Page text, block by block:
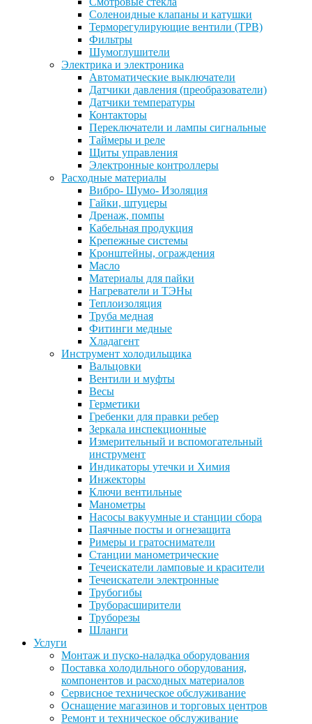
Соленоидные клапаны и катушки
Терморегулирующие вентили (ТРВ)
Фильтры
Шумоглушители
Электрика и электроника
Автоматические выключатели
Датчики давления (преобразователи)
Датчики температуры
Контакторы
Переключатели и лампы сигнальные
Таймеры и реле
Щиты управления
Электронные контроллеры
Расходные материалы
Вибро- Шумо- Изоляция
Гайки, штуцеры
Дренаж, помпы
Кабельная продукция
Крепежные системы
Кронштейны, ограждения
Масло
Материалы для пайки
Нагреватели и ТЭНы
Теплоизоляция
Труба медная
Фитинги медные
Хладагент
Инструмент холодильщика
Вальцовки
Вентили и муфты
Весы
Герметики
Гребенки для правки ребер
Зеркала инспекционные
Измерительный и вспомогательный
инструмент
Индикаторы утечки и Химия
Инжекторы
Ключи вентильные
Манометры
Насосы вакуумные и станции сбора
Паячные посты и огнезащита
Римеры и гратосниматели
Станции манометрические
Течеискатели ламповые и красители
Течеискатели электронные
Трубогибы
Труборасширители
Труборезы
Шланги
Услуги
Монтаж и пуско-наладка оборудования
Поставка холодильного оборудования,
компонентов и расходных материалов
Сервисное техническое обслуживание
Оснащение магазинов и торговых центров
Ремонт и техническое обслуживание